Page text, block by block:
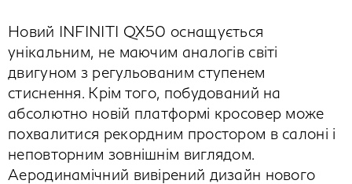
Новий INFINITI QX50 оснащується
унікальним, не маючим аналогів світі
двигуном з регульованим ступенем
стиснення. Крім того, побудований на
абсолютно новій платформі кросовер може
похвалитися рекордним простором в салоні і
неповторним зовнішнім виглядом.
Аеродинамічний вивірений дизайн нового